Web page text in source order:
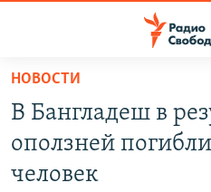
упрощенного
доступа
основному
НОВОСТИ
В Бангладеш в
оползней
человек